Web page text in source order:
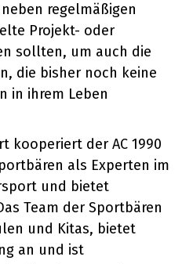
regelmäßigen
Projekt- oder
sollten, um auch die
die bisher noch keine
in ihrem Leben
kooperiert der AC 1990
als Experten im
und bietet
Team der Sportbären
und Kitas, bietet
an und ist